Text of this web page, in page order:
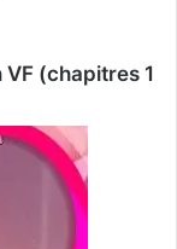
(chapitres 1